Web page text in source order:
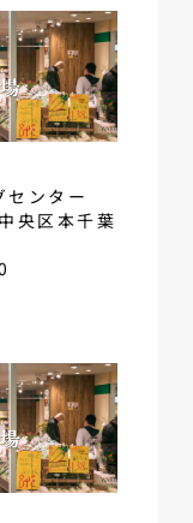
センター
央区本千葉